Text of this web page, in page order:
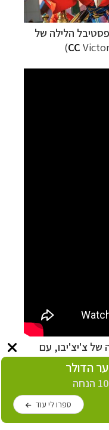
הלילה של
CC
של צ'יצ'יבו, עם
המרהיבים
תפספסו אתפארק
הדולר
ספרו לי עוד